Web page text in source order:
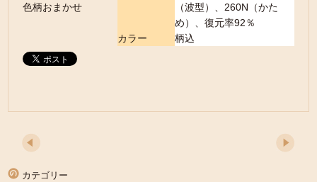
（波型）、260N（かた
め）、復元率92％
カラー
柄込
色柄おまかせ
カテゴリー